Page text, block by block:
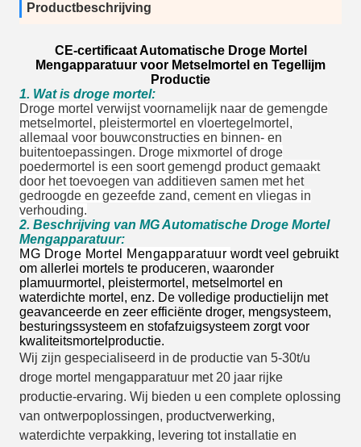
Productbeschrijving
CE-certificaat Automatische Droge Mortel
Mengapparatuur voor Metselmortel en Tegellijm
Productie
1. Wat is droge mortel:
Droge mortel verwijst voornamelijk naar de gemengde
metselmortel, pleistermortel en vloertegelmortel,
allemaal voor bouwconstructies en binnen- en
buitentoepassingen. Droge mixmortel of droge
poedermortel is een soort gemengd product gemaakt
door het toevoegen van additieven samen met het
gedroogde en gezeefde zand, cement en vliegas in
verhouding.
2. Beschrijving van MG Automatische Droge Mortel
Mengapparatuur:
MG Droge Mortel Mengapparatuur wordt veel gebruikt
om allerlei mortels te produceren, waaronder
plamuurmortel, pleistermortel, metselmortel en
waterdichte mortel, enz. De volledige productielijn met
geavanceerde en zeer efficiënte droger, mengsysteem,
besturingssysteem en stofafzuigsysteem zorgt voor
kwaliteitsmortelproductie.
Wij zijn gespecialiseerd in de productie van 5-30t/u
droge mortel mengapparatuur met 20 jaar rijke
productie-ervaring. Wij bieden u een complete oplossing
van ontwerpoplossingen, productverwerking,
waterdichte verpakking, levering tot installatie en